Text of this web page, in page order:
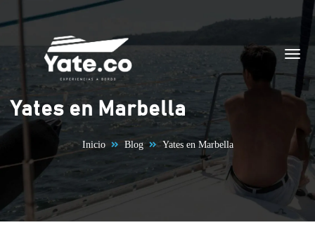
Saltar al contenido
Yates en Marbella
Inicio Blog Yates en Marbella